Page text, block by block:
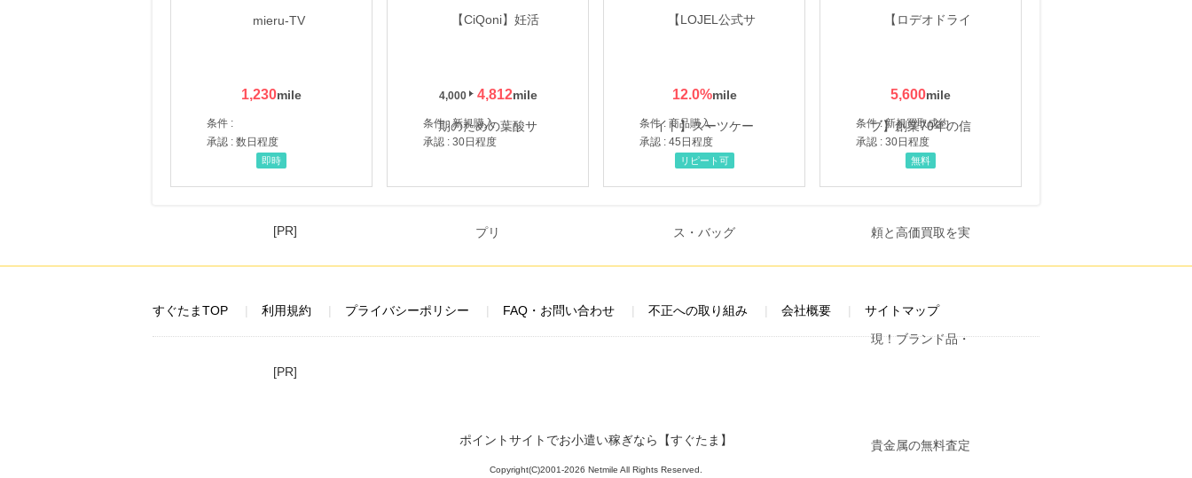
1,230
条件 :
承認 : 数日程度
即時
4,000 4,812
条件 : 新規購入
承認 : 30日程度
12.0%
条件 : 商品購入
承認 : 45日程度
リピート可
5,600
条件 : 新規買取成約
承認 : 30日程度
無料
[PR]
すぐたまTOP 利用規約 プライバシーポリシー FAQ・お問い合わせ 不正への取り組み 会社概要 サイトマップ
[PR]
ポイントサイトでお小遣い稼ぎなら【すぐたま】
Copyright(C)2001-2026 Netmile All Rights Reserved.